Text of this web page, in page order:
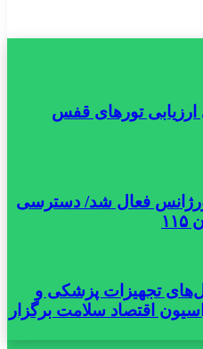
تورهای قفس
فعال شد/ دسترسی
تجهیزات پزشکی و
اقتصاد سلامت برگزار